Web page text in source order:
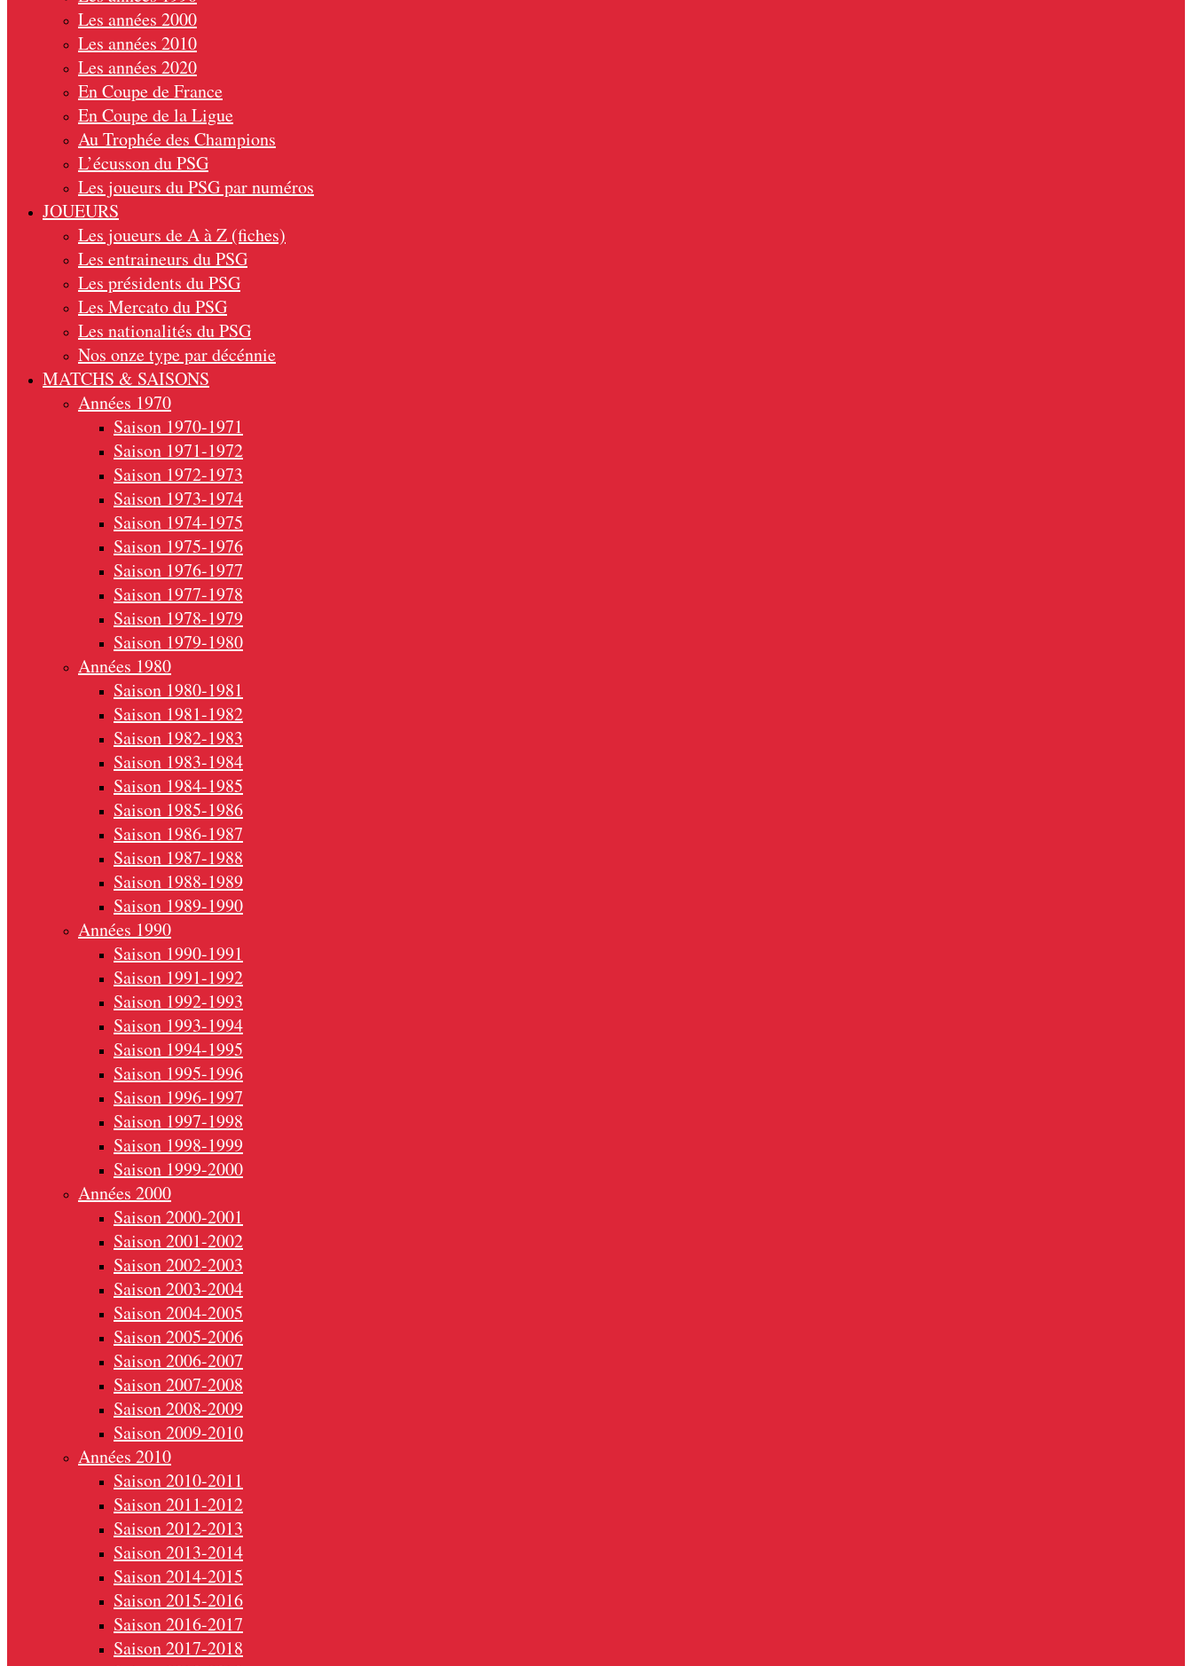
Les années 2000
Les années 2010
Les années 2020
En Coupe de France
En Coupe de la Ligue
Au Trophée des Champions
L’écusson du PSG
Les joueurs du PSG par numéros
JOUEURS
Les joueurs de A à Z (fiches)
Les entraineurs du PSG
Les présidents du PSG
Les Mercato du PSG
Les nationalités du PSG
Nos onze type par décénnie
MATCHS & SAISONS
Années 1970
Saison 1970-1971
Saison 1971-1972
Saison 1972-1973
Saison 1973-1974
Saison 1974-1975
Saison 1975-1976
Saison 1976-1977
Saison 1977-1978
Saison 1978-1979
Saison 1979-1980
Années 1980
Saison 1980-1981
Saison 1981-1982
Saison 1982-1983
Saison 1983-1984
Saison 1984-1985
Saison 1985-1986
Saison 1986-1987
Saison 1987-1988
Saison 1988-1989
Saison 1989-1990
Années 1990
Saison 1990-1991
Saison 1991-1992
Saison 1992-1993
Saison 1993-1994
Saison 1994-1995
Saison 1995-1996
Saison 1996-1997
Saison 1997-1998
Saison 1998-1999
Saison 1999-2000
Années 2000
Saison 2000-2001
Saison 2001-2002
Saison 2002-2003
Saison 2003-2004
Saison 2004-2005
Saison 2005-2006
Saison 2006-2007
Saison 2007-2008
Saison 2008-2009
Saison 2009-2010
Années 2010
Saison 2010-2011
Saison 2011-2012
Saison 2012-2013
Saison 2013-2014
Saison 2014-2015
Saison 2015-2016
Saison 2016-2017
Saison 2017-2018